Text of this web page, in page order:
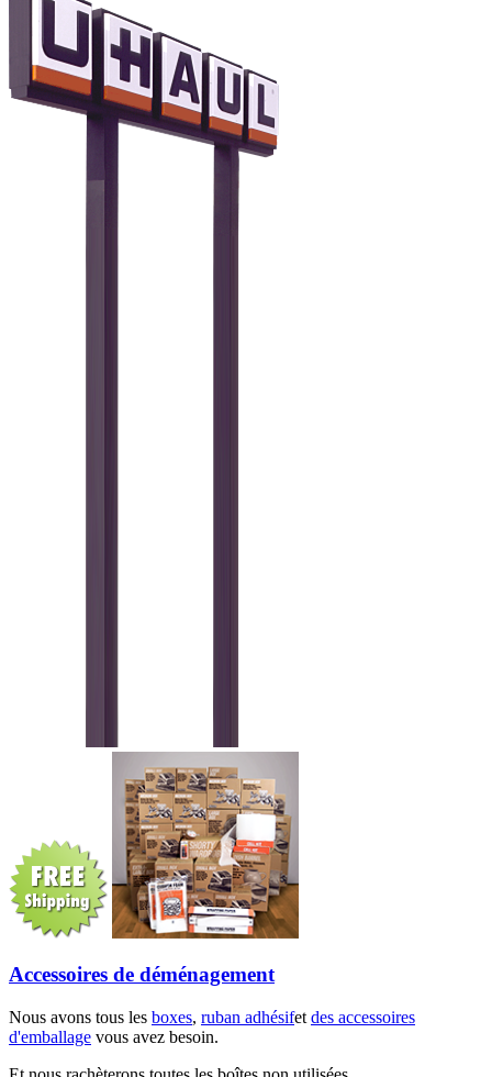
Accessoires de déménagement
Nous avons tous les boxes, ruban adhésifet des accessoires
d'emballage vous avez besoin.